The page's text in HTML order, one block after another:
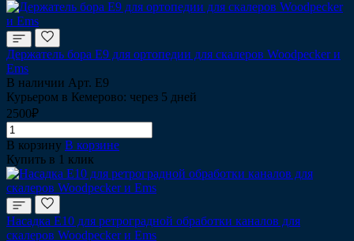
Держатель бора Е9 для ортопедии для скалеров Woodpecker и
Ems
В наличии Арт. Е9
Курьером в Кемерово: через 5 дней
2500₽
В корзину В корзине
Купить в 1 клик
Насадка Е10 для ретроградной обработки каналов для
скалеров Woodpecker и Ems